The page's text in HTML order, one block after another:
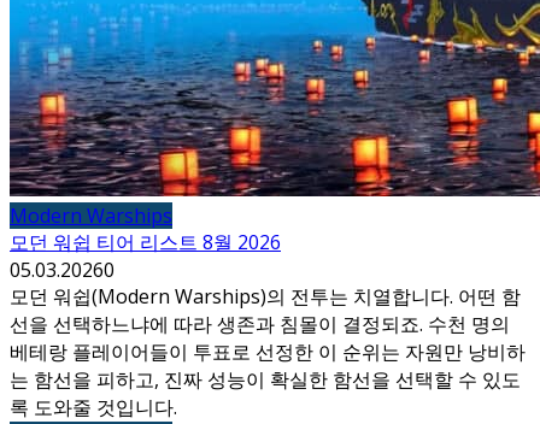
Modern Warships
모던 워쉽 티어 리스트 8월 2026
05.03.20260
모던 워쉽(Modern Warships)의 전투는 치열합니다. 어떤 함
선을 선택하느냐에 따라 생존과 침몰이 결정되죠. 수천 명의
베테랑 플레이어들이 투표로 선정한 이 순위는 자원만 낭비하
는 함선을 피하고, 진짜 성능이 확실한 함선을 선택할 수 있도
록 도와줄 것입니다.